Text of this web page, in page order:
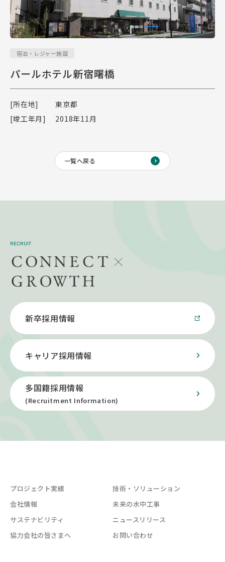
宿泊・レジャー施設
パールホテル新宿曙橋
[所在地]
東京都
[竣工年月]
2018年11月
一覧へ戻る
RECRUIT
新卒採用情報
キャリア採用情報
多国籍採用情報
(Recruitment Information)
プロジェクト実績
技術・ソリューション
会社情報
未来の水中工事
サステナビリティ
ニュースリリース
協力会社の皆さまへ
お問い合わせ